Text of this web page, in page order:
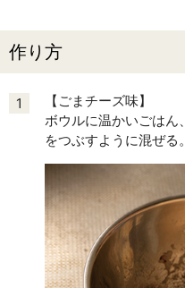
作り方
1
【ごまチーズ味】
ボウルに温かいごはん、
をつぶすように混ぜる。